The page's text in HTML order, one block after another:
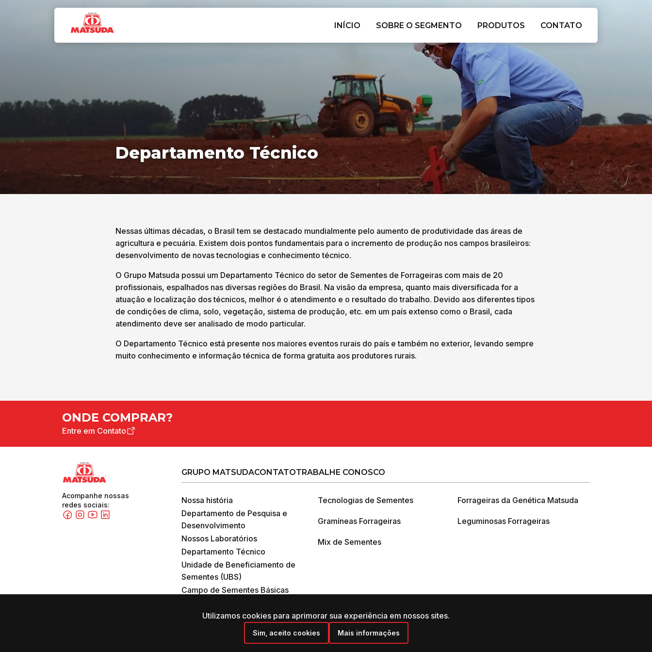
Utilizamos cookies para aprimorar sua experiência em nossos sites.
Sim, aceito cookies Mais informações
INÍCIO SOBRE O SEGMENTO PRODUTOS CONTATO
Departamento Técnico
Nessas últimas décadas, o Brasil tem se destacado mundialmente pelo aumento de produtividade das áreas de
agricultura e pecuária. Existem dois pontos fundamentais para o incremento de produção nos campos brasileiros:
desenvolvimento de novas tecnologias e conhecimento técnico.
O Grupo Matsuda possui um Departamento Técnico do setor de Sementes de Forrageiras com mais de 20
profissionais, espalhados nas diversas regiões do Brasil. Na visão da empresa, quanto mais diversificada for a
atuação e localização dos técnicos, melhor é o atendimento e o resultado do trabalho. Devido aos diferentes tipos
de condições de clima, solo, vegetação, sistema de produção, etc. em um país extenso como o Brasil, cada
atendimento deve ser analisado de modo particular.
O Departamento Técnico está presente nos maiores eventos rurais do país e também no exterior, levando sempre
muito conhecimento e informação técnica de forma gratuita aos produtores rurais.
ONDE COMPRAR?
Entre em Contato
Acompanhe nossas
redes sociais:
GRUPO MATSUDACONTATOTRABALHE CONOSCO
Nossa história
Departamento de Pesquisa e
Desenvolvimento
Nossos Laboratórios
Departamento Técnico
Unidade de Beneficiamento de
Sementes (UBS)
Campo de Sementes Básicas
Tecnologias de Sementes Forrageiras da Genética Matsuda
Gramíneas Forrageiras Leguminosas Forrageiras
Mix de Sementes
Idioma: